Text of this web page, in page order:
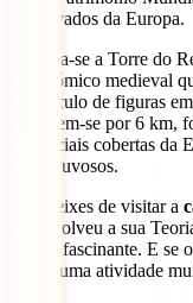
preservados da Europa.
Destaca-se a Torre do
astronómico medieval
espetáculo de figuras
estendem-se por 6 km,
comerciais cobertas da
dias chuvosos.
Não deixes de visitar a
desenvolveu a sua
museu fascinante. E
, uma atividade